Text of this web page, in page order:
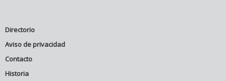
Directorio
Aviso de privacidad
Contacto
Historia